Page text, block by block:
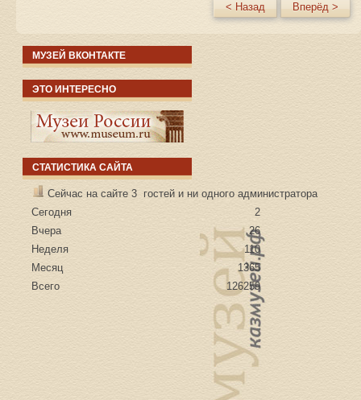
< Назад
Вперёд >
МУЗЕЙ ВКОНТАКТЕ
ЭТО ИНТЕРЕСНО
СТАТИСТИКА САЙТА
Сейчас на сайте 3 гостей и ни одного администратора
Сегодня
2
Вчера
26
Неделя
110
Месяц
1365
Всего
126259